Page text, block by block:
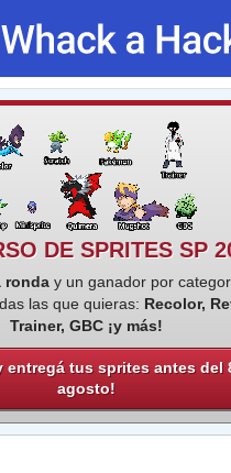
DE SPRITES SP
ronday un ganador por
las que quieras: Recolor,
Trainer, GBC ¡y más!
entregá tus sprites antes del
agosto!